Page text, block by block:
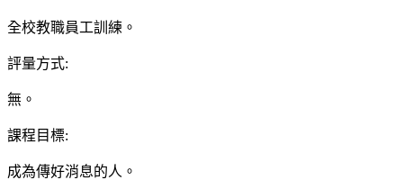
全校教職員工訓練。
評量方式:
無。
課程目標:
成為傳好消息的人。